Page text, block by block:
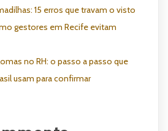
15 erros que travam o visto
gestores em Recife evitam
no RH: o passo a passo que
usam para confirmar